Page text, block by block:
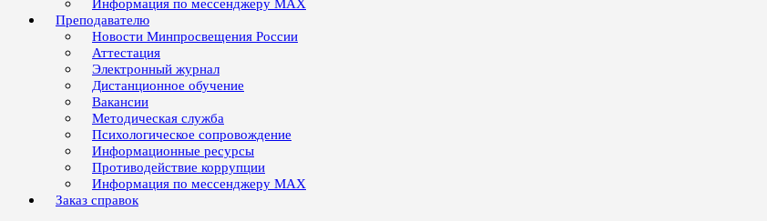
Информация по мессенджеру MAX
Преподавателю
Новости Минпросвещения России
Аттестация
Электронный журнал
Дистанционное обучение
Вакансии
Методическая служба
Психологическое сопровождение
Информационные ресурсы
Противодействие коррупции
Информация по мессенджеру MAX
Заказ справок